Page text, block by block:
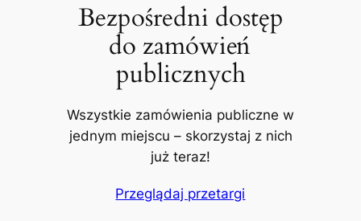
Bezpośredni dostęp
do zamówień
publicznych
Wszystkie zamówienia publiczne w
jednym miejscu – skorzystaj z nich
już teraz!
Przeglądaj przetargi